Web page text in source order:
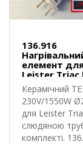
136.916
елемент
Leister Triac
230V 1550W
Керамічний
230V/1550W
для Leister
слюдяною
комплекті.